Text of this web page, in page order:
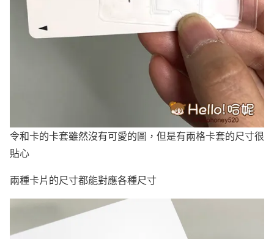
令和卡的卡套雖然沒有可愛的圖，但是有兩格卡套的尺寸很
貼心
兩種卡片的尺寸都能對應各種尺寸